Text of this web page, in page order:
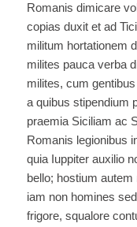
Romanis dimicare
copias duxit et ad
militum hortationem
milites pauca verba
milites, cum
a quibus stipendium
praemia Siciliam ac
Romanis legionibus
quia Iuppiter auxilio
bello; hostium
iam non homines
frigore, squalore